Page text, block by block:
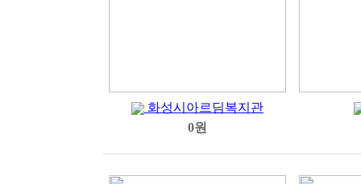
화성시아르딤복지관
0원